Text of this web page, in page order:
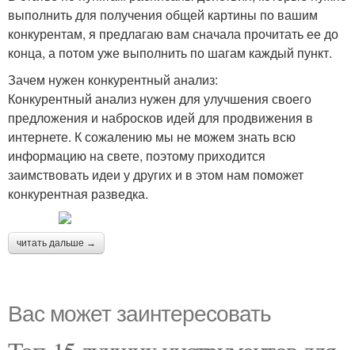
выполнить для получения общей картины по вашим
конкурентам, я предлагаю вам сначала прочитать ее до
конца, а потом уже выполнить по шагам каждый пункт.
Зачем нужен конкурентный анализ:
Конкурентный анализ нужен для улучшения своего
предложения и набросков идей для продвижения в
интернете. К сожалению мы не можем знать всю
информацию на свете, поэтому приходится
заимствовать идеи у других и в этом нам поможет
конкурентная разведка.
читать дальше →
Вас может заинтересовать